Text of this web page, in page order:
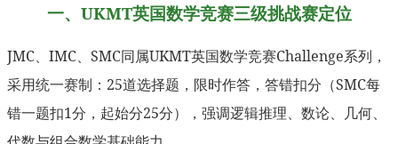
一、UKMT英国数学竞赛三级挑战赛定位
JMC、IMC、SMC同属UKMT英国数学竞赛Challenge系列，
采用统一赛制：25道选择题，限时作答，答错扣分（SMC每
错一题扣1分，起始分25分），强调逻辑推理、数论、几何、